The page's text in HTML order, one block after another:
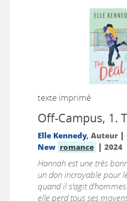
texte imprimé
Off-Campus, 1.
Elle Kennedy, Auteur |
New romance | 2024
Hannah est une très
un don incroyable pour
quand il s’agit
elle perd tous ses